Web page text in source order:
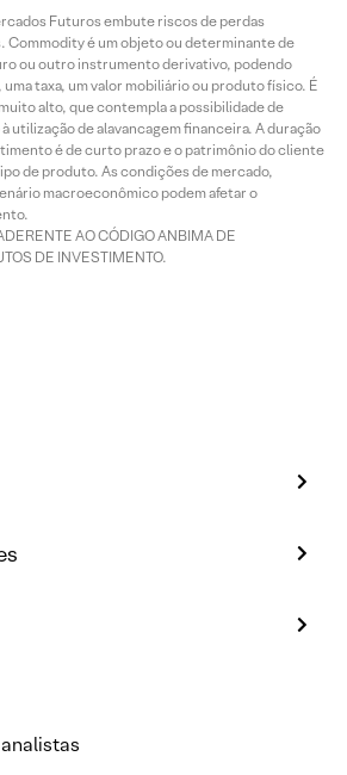
Futuros embute riscos de perdas
Commodity é um objeto ou determinante de
ou outro instrumento derivativo, podendo
taxa, um valor mobiliário ou produto físico. É
alto, que contempla a possibilidade de
utilização de alavancagem financeira. A duração
é de curto prazo e o patrimônio do cliente
de produto. As condições de mercado,
macroeconômico podem afetar o
AO CÓDIGO ANBIMA DE
DE INVESTIMENTO.